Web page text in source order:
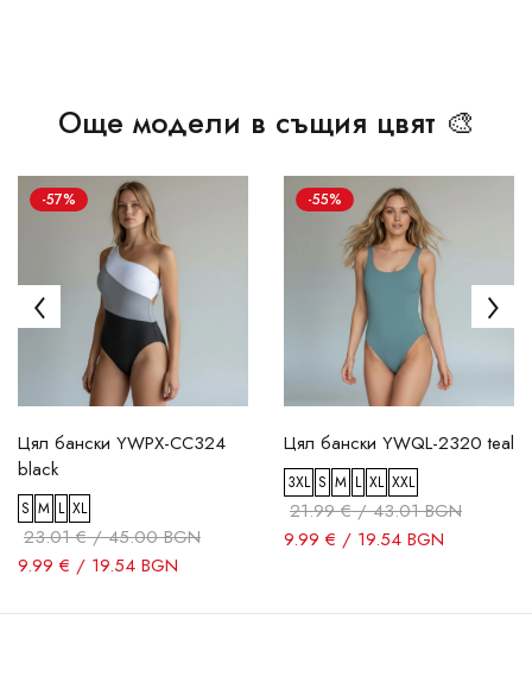
Още модели в същия цвят 🎨
-57%
Цял бански YWPX-CC324
black
S M L XL
23.01 € / 45.00 BGN
9.99 € / 19.54 BGN
-55%
Цял бански YWQL-2320 teal
3XL S M L XL XXL
21.99 € / 43.01 BGN
9.99 € / 19.54 BGN